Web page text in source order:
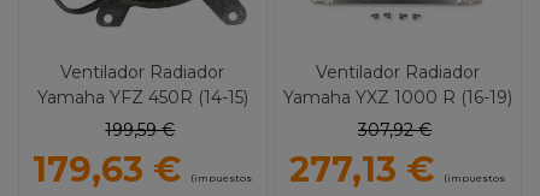
Ventilador Radiador
Yamaha YFZ 450R (14-15)
HI-Performance MOOSE
199,59 €
179,63 € (impuestos
Ventilador Radiador
Yamaha YXZ 1000 R (16-19)
HI-Performance MOOSE
307,92 €
277,13 € (impuestos